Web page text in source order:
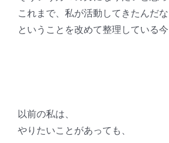
これまで、私が活動してきたんだな
ということを改めて整理している今
以前の私は、
やりたいことがあっても、